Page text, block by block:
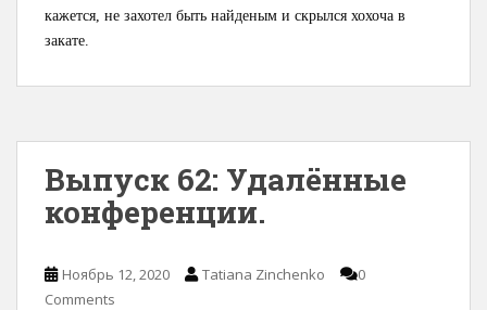
кажется, не захотел быть найденым и скрылся хохоча в
закате.
Выпуск 62: Удалённые
конференции.
Ноябрь 12, 2020 Tatiana Zinchenko
0
Comments